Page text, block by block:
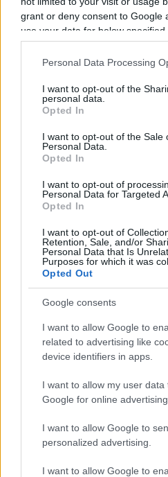
grant or deny consent to Google
use your data for below
consent section.
Personal Data Processing
I want to opt-out of the
personal data.
Opted In
I want to opt-out of the Sale
Personal Data.
Opted In
I want to opt-out of
Personal Data for Targeted
Opted In
I want to opt-out of
Retention, Sale, and/or
Personal Data that Is
Purposes for which it was
Opted Out
Google consents
I want to allow Google to
related to advertising like
device identifiers in apps.
I want to allow my user data
Google for online
I want to allow Google to
personalized advertising.
I want to allow Google to
? Bonne
pic.twitter.com/
— RugbyToulouse.com
March 26,
À lire également :
Toulouse vs Pau : A
quelle chaine ?